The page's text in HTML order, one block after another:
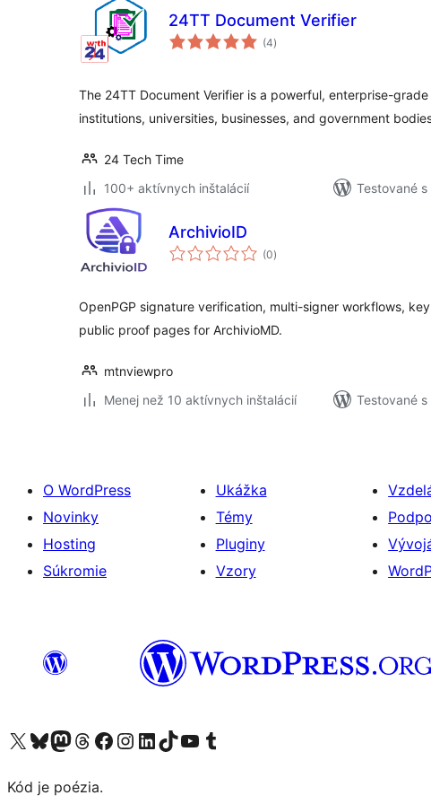
24TT Document Verifier
(4celkové
hodnotenie
)
The 24TT Document Verifier is a powerful, enterprise-
institutions, universities, businesses, and government
24 Tech Time
100+ aktívnych inštalácií
Testované s
ArchivioID
(0celkové
hodnotenie
)
OpenPGP signature verification, multi-signer workflows,
public proof pages for ArchivioMD.
mtnviewpro
Menej než 10 aktívnych inštalácií
Testované
O WordPress
Novinky
Hosting
Súkromie
Ukážka
Témy
Pluginy
Vzory
Navštívte náš účet na X (predtým Twitter)
Navštívte náš účet na platforme Bluesky
Navštívte náš účet na Mastodone
Navštívte náš účet na platforme Threads
Navštívte našu stránku na Facebooku
Navštívte náš účet Instagram
Navštívte náš účet LinkedIn
Navštívte náš účet na platforme TikTok
Navštívte náš kanál YouTube
Navštívte náš účet na platforme Tumblr
Kód je poézia.